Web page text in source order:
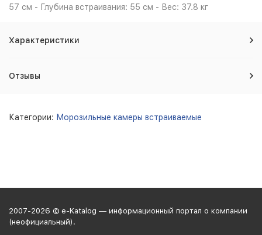
57 см - Глубина встраивания: 55 см - Вес: 37.8 кг
Характеристики
Отзывы
Категории: Морозильные камеры встраиваемые
2007-2026 © e-Katalog — информационный портал о компании
(неофициальный).